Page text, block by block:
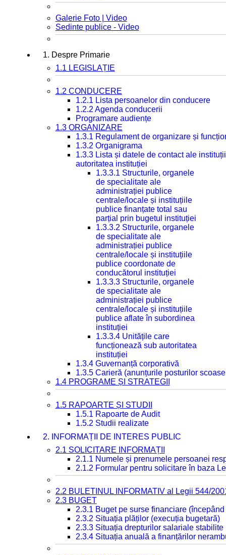
Galerie Foto | Video
Sedinte publice - Video
1. Despre Primarie
1.1 LEGISLAȚIE
1.2 CONDUCERE
1.2.1 Lista persoanelor din conducere
1.2.2 Agenda conducerii
Programare audiențe
1.3 ORGANIZARE
1.3.1 Regulament de organizare și
1.3.2 Organigrama
1.3.3 Lista și datele de contact ale
autoritatea instituției
1.3.3.1 Structurile, organele
de specialitate ale
administrației publice
centrale/locale și instituțiile
publice finanțate total sau
parțial prin bugetul instituției
1.3.3.2 Structurile, organele
de specialitate ale
administrației publice
centrale/locale și instituțiile
publice coordonate de
conducătorul instituției
1.3.3.3 Structurile, organele
de specialitate ale
administrației publice
centrale/locale și instituțiile
publice aflate în subordinea
instituției
1.3.3.4 Unitățile care
funcționează sub autoritatea
instituției
1.3.4 Guvernanță corporativă
1.3.5 Carieră (anunțurile posturilor
1.4 PROGRAME ȘI STRATEGII
1.5 RAPOARTE ȘI STUDII
1.5.1 Rapoarte de Audit
1.5.2 Studii realizate
2. INFORMAȚII DE INTERES PUBLIC
2.1 SOLICITARE INFORMAȚII
2.1.1 Numele și prenumele persoanei
2.1.2 Formular pentru solicitare în baza
2.2 BULETINUL INFORMATIV al Legii 544/
2.3 BUGET
2.3.1 Buget pe surse financiare
2.3.2 Situația plăților (execuția bugetară)
2.3.3 Situația drepturilor salariale
2.3.4 Situația anuală a finanțărilor